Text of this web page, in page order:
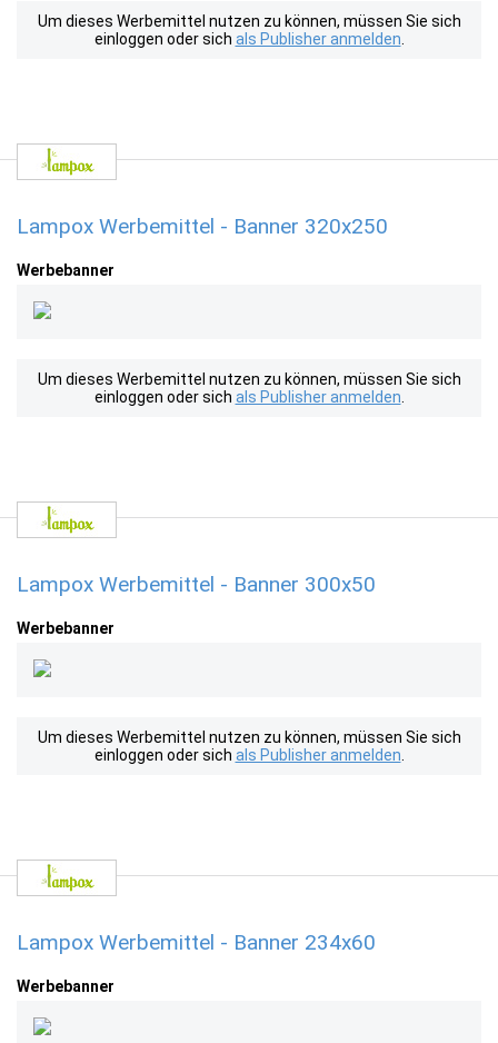
Um dieses Werbemittel nutzen zu können, müssen Sie sich
einloggen oder sich als Publisher anmelden
Lampox Werbemittel - Banner 320x250
Werbebanner
Um dieses Werbemittel nutzen zu können, müssen Sie sich
einloggen oder sich als Publisher anmelden
Lampox Werbemittel - Banner 300x50
Werbebanner
Um dieses Werbemittel nutzen zu können, müssen Sie sich
einloggen oder sich als Publisher anmelden
Lampox Werbemittel - Banner 234x60
Werbebanner